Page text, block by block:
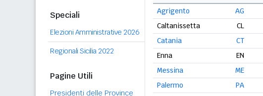
Speciali
Elezioni Amministrative 2026
Regionali Sicilia 2022
Pagine Utili
Presidenti delle Province
AG
Agrigento
CL
Caltanissetta
CT
Catania
EN
Enna
ME
Messina
PA
Palermo